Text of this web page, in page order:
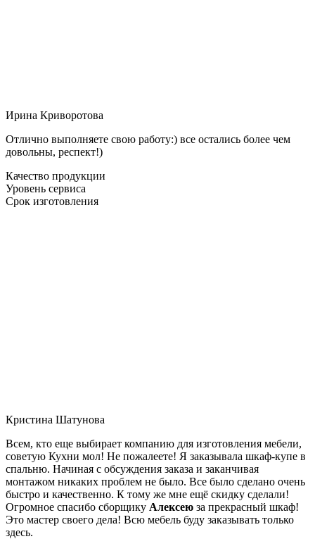
Ирина Криворотова
Отлично выполняете свою работу:) все остались более чем
довольны, респект!)
Качество продукции
Уровень сервиса
Срок изготовления
Кристина Шатунова
Всем, кто еще выбирает компанию для изготовления мебели,
советую Кухни мол! Не пожалеете! Я заказывала шкаф-купе в
спальню. Начиная с обсуждения заказа и заканчивая
монтажом никаких проблем не было. Все было сделано очень
быстро и качественно. К тому же мне ещё скидку сделали!
Огромное спасибо сборщику Алексею за прекрасный шкаф!
Это мастер своего дела! Всю мебель буду заказывать только
здесь.